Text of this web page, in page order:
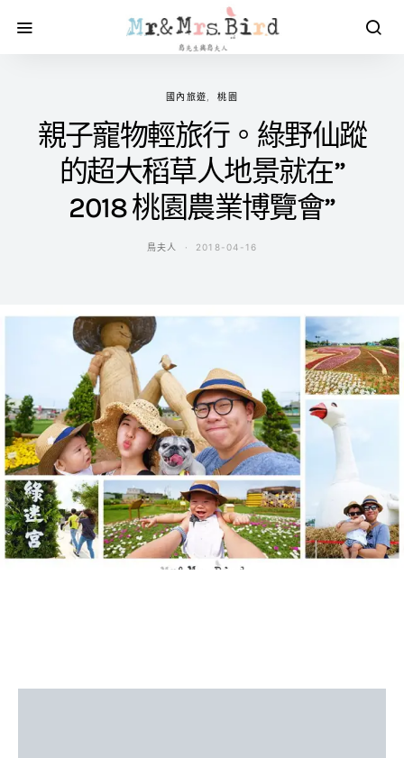
國內旅遊 桃園
親子寵物輕旅行。綠野仙蹤
的超大稻草人地景就在”
2018 桃園農業博覽會”
鳥夫人 2018-04-16